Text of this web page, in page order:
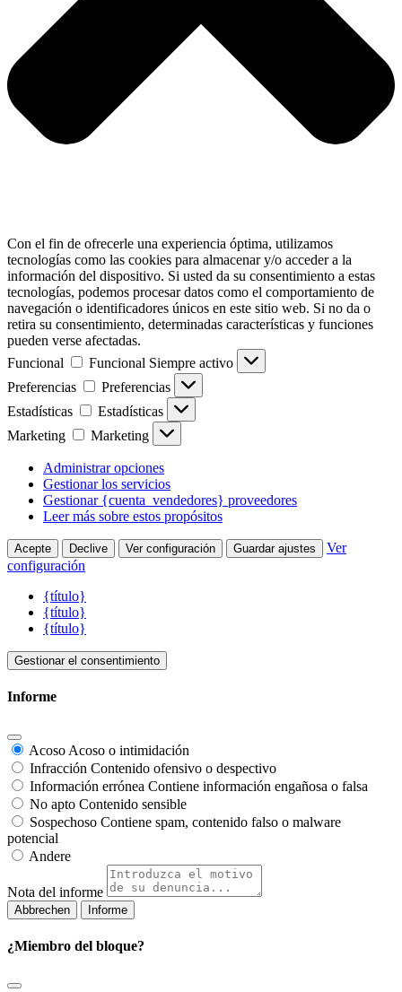
Con el fin de ofrecerle una experiencia óptima, utilizamos
tecnologías como las cookies para almacenar y/o acceder a la
información del dispositivo. Si usted da su consentimiento a estas
tecnologías, podemos procesar datos como el comportamiento de
navegación o identificadores únicos en este sitio web. Si no da o
retira su consentimiento, determinadas características y funciones
pueden verse afectadas.
Funcional
Funcional Siempre activo
Preferencias
Preferencias
Estadísticas
Estadísticas
Marketing
Marketing
Administrar opciones
Gestionar los servicios
Gestionar {cuenta_vendedores} proveedores
Leer más sobre estos propósitos
Acepte Declive Ver configuración Guardar ajustes
Ver
configuración
{título}
{título}
{título}
Gestionar el consentimiento
Informe
Acoso Acoso o intimidación
Infracción Contenido ofensivo o despectivo
Información errónea Contiene información engañosa o falsa
No apto Contenido sensible
Sospechoso Contiene spam, contenido falso o malware
potencial
Andere
Nota del informe
Informe
¿Miembro del bloque?